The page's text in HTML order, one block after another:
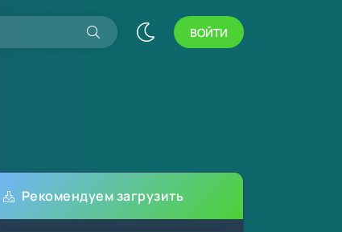
ВОЙТИ
Рекомендуем загрузить